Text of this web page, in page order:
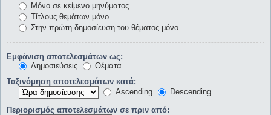
Μόνο σε κείμενο μηνύματος
Τίτλους θεμάτων μόνο
Στην πρώτη δημοσίευση του θέματος μόνο
Εμφάνιση αποτελεσμάτων ως:
Δημοσιεύσεις
Θέματα
Ταξινόμηση αποτελεσμάτων κατά:
Ascending
Descending
Περιορισμός αποτελεσμάτων σε πριν από: